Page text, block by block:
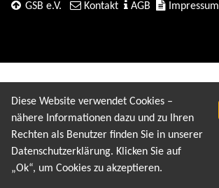
GSB e.V. Kontakt AGB Impressum
Diese Website verwendet Cookies –
nähere Informationen dazu und zu Ihren
Rechten als Benutzer finden Sie in unserer
Datenschutzerklärung. Klicken Sie auf
„Ok“, um Cookies zu akzeptieren.